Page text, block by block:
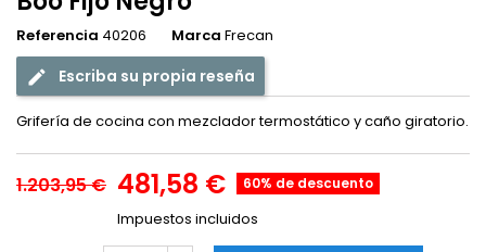
Referencia 40206 Marca Frecan
Escriba su propia reseña
Grifería de cocina con mezclador termostático y caño giratorio.
1.203,95 € 481,58 € 60% de descuento
Impuestos incluidos